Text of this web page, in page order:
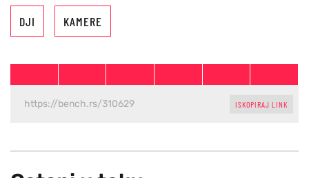
DJI KAMERE
ISKOPIRAJ LINK